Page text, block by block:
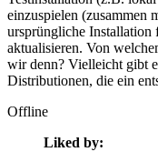
einzuspielen (zusammen
ursprüngliche Installation
aktualisieren. Von
wir denn? Vielleicht gibt
Distributionen, die ein
Offline
Liked by: